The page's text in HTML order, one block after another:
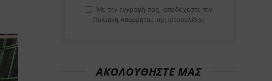
Με την εγγραφή σας, αποδέχεστε την
Πολιτική Απορρήτου της ιστοσελίδας
ΑΚΟΛΟΥΘΗΣΤΕ ΜΑΣ